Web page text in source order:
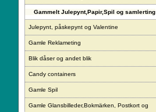
Gammelt Julepynt,Papir,Spil og samlerting
Julepynt, påskepynt og Valentine
Gamle Reklameting
Blik dåser og andet blik
Candy containers
Gamle Spil
Gamle Glansbilleder,Bokmärken, Postkort og